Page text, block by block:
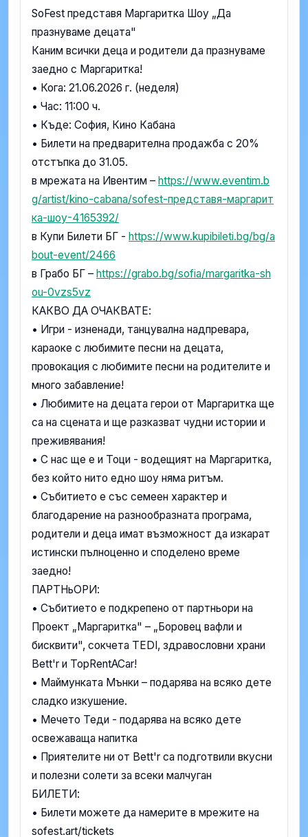
SoFest представя Маргаритка Шоу „Да
празнуваме децата"
Каним всички деца и родители да празнуваме
заедно с Маргаритка!
• Кога: 21.06.2026 г. (неделя)
• Час: 11:00 ч.
• Къде: София, Кино Кабана
• Билети на предварителна продажба с 20%
отстъпка дo 31.05.
в мрежата на Ивентим – https://www.eventim.b
g/artist/kino-cabana/sofest-представя-маргарит
ка-шоу-4165392/
в Купи Билети БГ - https://www.kupibileti.bg/bg/a
bout-event/2466
в Грабо БГ – https://grabo.bg/sofia/margaritka-sh
ou-0vzs5vz
КАКВО ДА ОЧАКВАТЕ:
• Игри - изненади, танцувална надпревара,
караоке с любимите песни на децата,
провокация с любимите песни на родителите и
много забавление!
• Любимите на децата герои от Маргаритка ще
са на сцената и ще разказват чудни истории и
преживявания!
• С нас ще е и Тоци - водещият на Маргаритка,
без който нито едно шоу няма ритъм.
• Събитието е със семеен характер и
благодарение на разнообразната програма,
родители и деца имат възможност да изкарат
истински пълноценно и споделено време
заедно!
ПАРТНьОРИ:
• Събитието е подкрепено от партньори на
Проект „Маргаритка" – „Боровец вафли и
бисквити", сокчета TEDI, здравословни храни
Bett'r и TopRentACar!
• Маймунката Мънки – подарява на всяко дете
сладко изкушение.
• Мечето Теди - подарява на всяко дете
освежаваща напитка
• Приятелите ни от Bett'r са подготвили вкусни
и полезни солети за всеки малчуган
БИЛЕТИ:
• Билети можете да намерите в мрежите на
sofest.art/tickets